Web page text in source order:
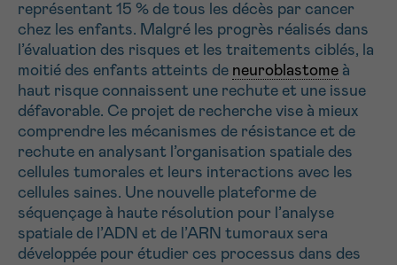
représentant 15 % de tous les décès par cancer
chez les enfants. Malgré les progrès réalisés dans
l’évaluation des risques et les traitements ciblés, la
moitié des enfants atteints de neuroblastome à
haut risque connaissent une rechute et une issue
défavorable. Ce projet de recherche vise à mieux
comprendre les mécanismes de résistance et de
rechute en analysant l’organisation spatiale des
cellules tumorales et leurs interactions avec les
cellules saines. Une nouvelle plateforme de
séquençage à haute résolution pour l’analyse
spatiale de l’ADN et de l’ARN tumoraux sera
développée pour étudier ces processus dans des
Envoyer